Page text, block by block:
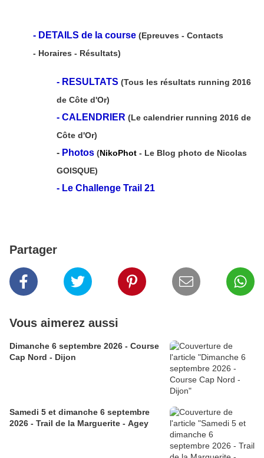
- DETAILS de la course (Epreuves - Contacts
- Horaires - Résultats)
- RESULTATS (Tous les résultats running 2016
de Côte d'Or)
- CALENDRIER (Le calendrier running 2016 de
Côte d'Or)
- Photos (NikoPhot - Le Blog photo de Nicolas
GOISQUE)
- Le Challenge Trail 21
Partager
Vous aimerez aussi
Dimanche 6 septembre 2026 - Course
Cap Nord - Dijon
Samedi 5 et dimanche 6 septembre
2026 - Trail de la Marguerite - Agey